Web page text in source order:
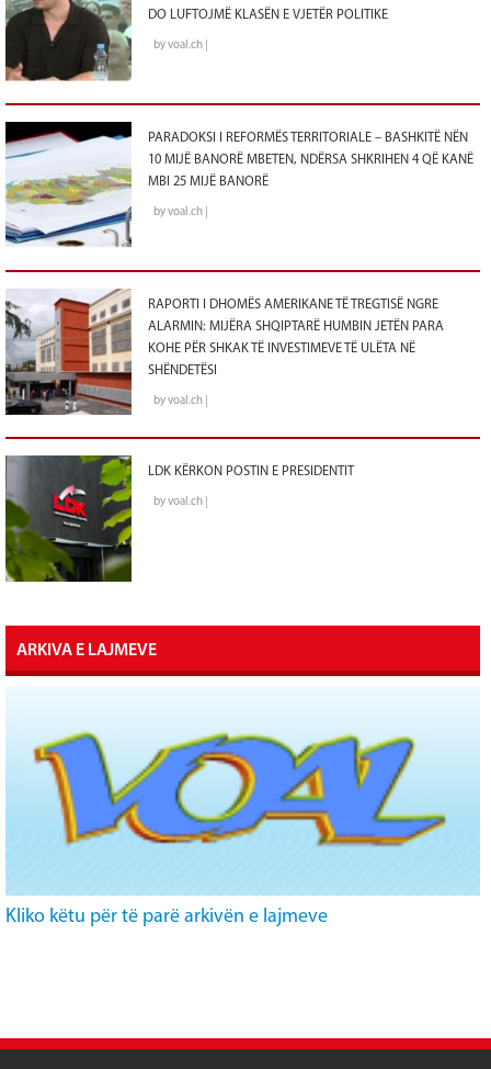
DO LUFTOJMË KLASËN E VJETËR POLITIKE
by voal.ch |
PARADOKSI I REFORMËS TERRITORIALE – BASHKITË NËN
10 MIJË BANORË MBETEN, NDËRSA SHKRIHEN 4 QË KANË
MBI 25 MIJË BANORË
by voal.ch |
RAPORTI I DHOMËS AMERIKANE TË TREGTISË NGRE
ALARMIN: MIJËRA SHQIPTARË HUMBIN JETËN PARA
KOHE PËR SHKAK TË INVESTIMEVE TË ULËTA NË
SHËNDETËSI
by voal.ch |
LDK KËRKON POSTIN E PRESIDENTIT
by voal.ch |
ARKIVA E LAJMEVE
Kliko këtu për të parë arkivën e lajmeve